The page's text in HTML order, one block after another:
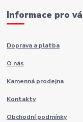
Informace pro
Doprava a platba
O nás
Kamenná prodejna
Kontakty
Obchodní podmínky